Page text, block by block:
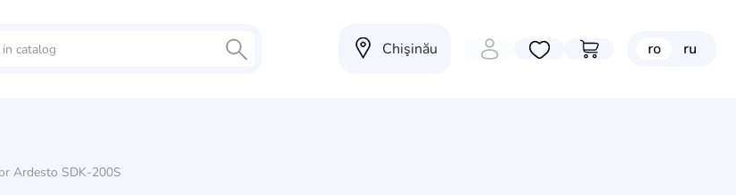
Chişinău Избранные товары
Перейти в корзину
ro ru
Ardesto SDK-200S